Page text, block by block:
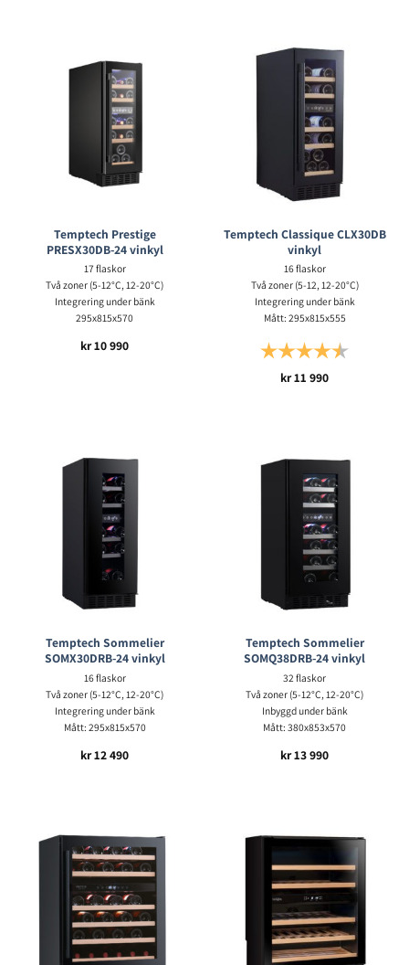
Temptech Prestige
PRESX30DB-24 vinkyl
17 flaskor
Två zoner (5-12°C, 12-20°C)
Integrering under bänk
295x815x570
kr10 990
Temptech Classique CLX30DB
vinkyl
16 flaskor
Två zoner (5-12, 12-20°C)
Integrering under bänk
Mått: 295x815x555
Betyg:
kr11 990
Temptech Sommelier
SOMX30DRB-24 vinkyl
16 flaskor
Två zoner (5-12°C, 12-20°C)
Integrering under bänk
Mått: 295x815x570
kr12 490
Temptech Sommelier
SOMQ38DRB-24 vinkyl
32 flaskor
Två zoner (5-12°C, 12-20°C)
Inbyggd under bänk
Mått: 380x853x570
kr13 990